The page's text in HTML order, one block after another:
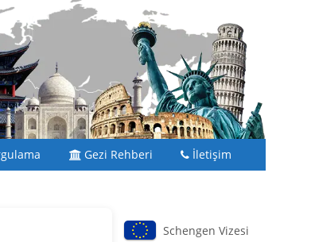
Gezi Rehberi İletişim
Schengen Vizesi